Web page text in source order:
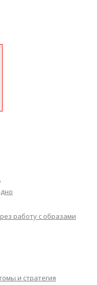
работу с образами
и стратегия